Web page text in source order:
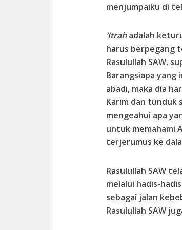
menjumpaiku di
‘Itrahadalah
harus berpegang
Rasulullah SAW,
Barangsiapa yang
abadi, maka dia
Karim dan tunduk
mengeahui apa
untuk memahami
terjerumus ke
Rasulullah SAW
melalui hadis-
sebagai jalan
Rasulullah SAW